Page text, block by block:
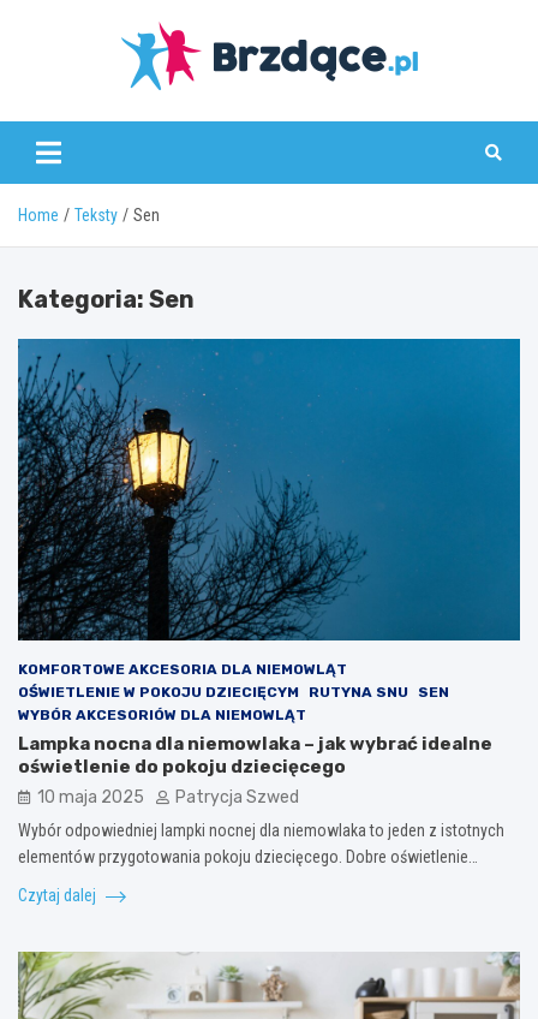
Brzdące.pl
Home Teksty Sen
Kategoria: Sen
KOMFORTOWE AKCESORIA DLA NIEMOWLĄT
OŚWIETLENIE W POKOJU DZIECIĘCYM
RUTYNA SNU
SEN
WYBÓR AKCESORIÓW DLA NIEMOWLĄT
Lampka nocna dla niemowlaka – jak wybrać idealne
oświetlenie do pokoju dziecięcego
10 maja 2025 Patrycja Szwed
Wybór odpowiedniej lampki nocnej dla niemowlaka to jeden z istotnych
elementów przygotowania pokoju dziecięcego. Dobre oświetlenie…
Czytaj dalej